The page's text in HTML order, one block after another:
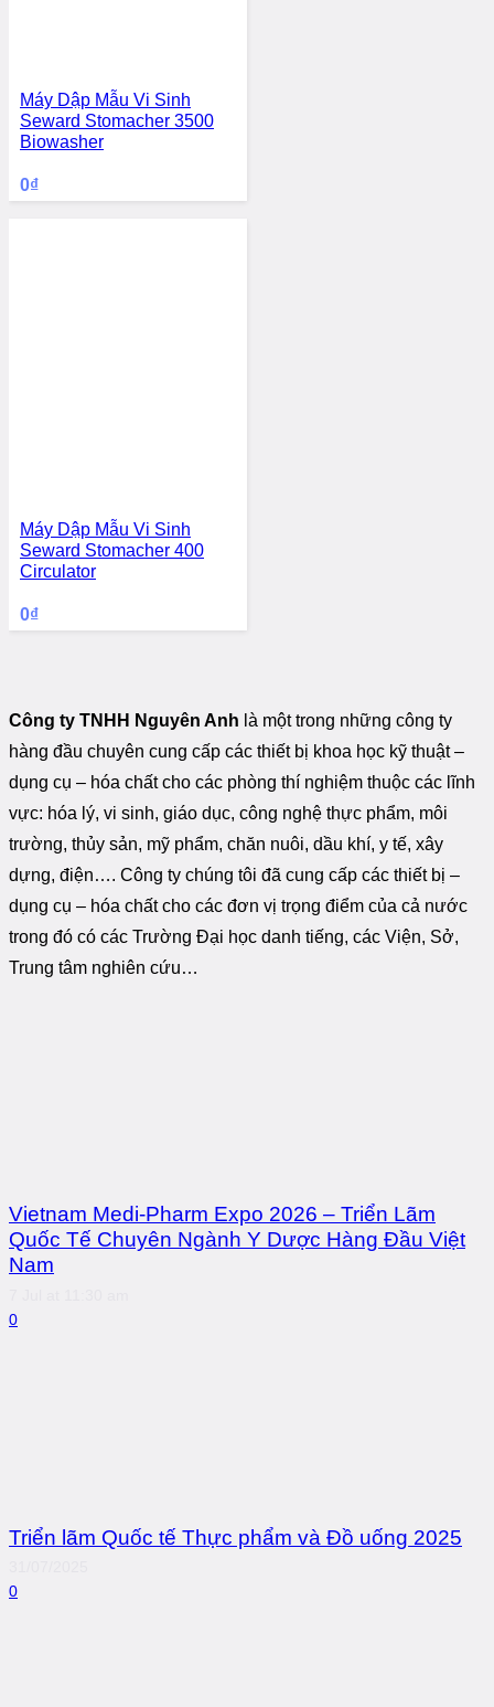
Máy Dập Mẫu Vi Sinh
Seward Stomacher 3500
Biowasher
0₫
Máy Dập Mẫu Vi Sinh
Seward Stomacher 400
Circulator
0₫
Công ty TNHH Nguyên Anh là một trong những công ty
hàng đầu chuyên cung cấp các thiết bị khoa học kỹ thuật –
dụng cụ – hóa chất cho các phòng thí nghiệm thuộc các lĩnh
vực: hóa lý, vi sinh, giáo dục, công nghệ thực phẩm, môi
trường, thủy sản, mỹ phẩm, chăn nuôi, dầu khí, y tế, xây
dựng, điện…. Công ty chúng tôi đã cung cấp các thiết bị –
dụng cụ – hóa chất cho các đơn vị trọng điểm của cả nước
trong đó có các Trường Đại học danh tiếng, các Viện, Sở,
Trung tâm nghiên cứu…
Vietnam Medi-Pharm Expo 2026 – Triển Lãm
Quốc Tế Chuyên Ngành Y Dược Hàng Đầu Việt
Nam
0
Triển lãm Quốc tế Thực phẩm và Đồ uống 2025
0